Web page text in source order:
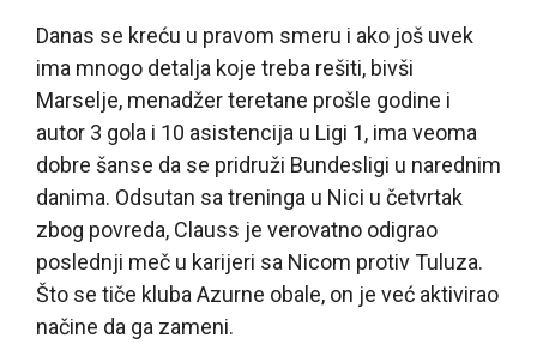
Danas se kreću u pravom smeru i ako još uvek
ima mnogo detalja koje treba rešiti, bivši
Marselje, menadžer teretane prošle godine i
autor 3 gola i 10 asistencija u Ligi 1, ima veoma
dobre šanse da se pridruži Bundesligi u narednim
danima. Odsutan sa treninga u Nici u četvrtak
zbog povreda, Clauss je verovatno odigrao
poslednji meč u karijeri sa Nicom protiv Tuluza.
Što se tiče kluba Azurne obale, on je već aktivirao
načine da ga zameni.